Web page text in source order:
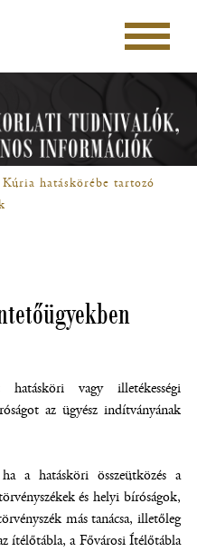
hatáskörébe tartozó
vagy illetékességi
az ügyész indítványának
a hatásköri összeütközés a
és helyi bíróságok,
más tanácsa, illetőleg
ítélőtábla, a Fővárosi Ítélőtábla